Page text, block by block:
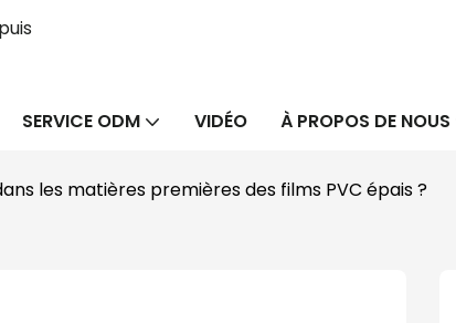
SERVICE ODM VIDÉO À PROPOS DE NOUS
les matières premières des films PVC épais ?